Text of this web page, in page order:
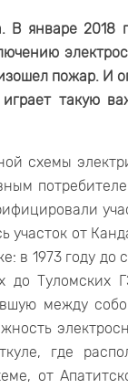
январе 2018
пожар. И
такую
схемы
участок от
в 1973 году
Туломских
между
где
от